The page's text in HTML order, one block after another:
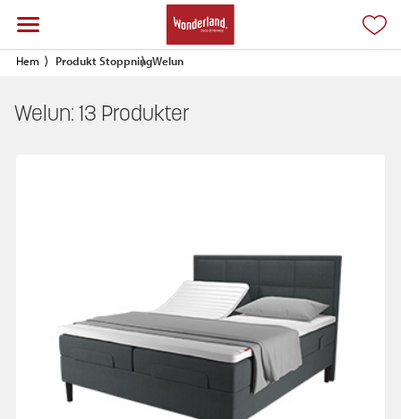
Hem Produkt StoppningWelun
Welun: 13 Produkter